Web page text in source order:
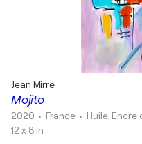
Mojito
Jean Mirre
2020 • France • Huile, Encre
12 x 8 in